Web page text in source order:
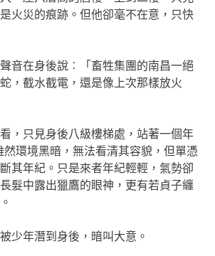
火災的痕跡。但他卻毫不在意，只快
音在身後說︰「畜牲集團的南昌一絕
，截水截電，還是像上次那樣放火
看，只見身後八級樓梯處，站著一個年
環境黑暗，無法看清其容貌，但單憑
其年紀。只是來者年紀輕輕，氣勢卻
髮中露出獵鷹的眼神，更有若貞子纏
少年潛到身後，暗叫大意。